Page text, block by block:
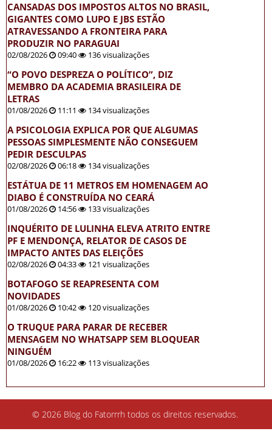
CANSADAS DOS IMPOSTOS ALTOS NO BRASIL,
GIGANTES COMO LUPO E JBS ESTÃO
ATRAVESSANDO A FRONTEIRA PARA
PRODUZIR NO PARAGUAI
02/08/2026 09:40 136 visualizações
“O POVO DESPREZA O POLÍTICO”, DIZ
MEMBRO DA ACADEMIA BRASILEIRA DE
LETRAS
01/08/2026 11:11 134 visualizações
A PSICOLOGIA EXPLICA POR QUE ALGUMAS
PESSOAS SIMPLESMENTE NÃO CONSEGUEM
PEDIR DESCULPAS
02/08/2026 06:18 134 visualizações
ESTÁTUA DE 11 METROS EM HOMENAGEM AO
DIABO É CONSTRUÍDA NO CEARÁ
01/08/2026 14:56 133 visualizações
INQUÉRITO DE LULINHA ELEVA ATRITO ENTRE
PF E MENDONÇA, RELATOR DE CASOS DE
IMPACTO ANTES DAS ELEIÇÕES
02/08/2026 04:33 121 visualizações
BOTAFOGO SE REAPRESENTA COM
NOVIDADES
01/08/2026 10:42 120 visualizações
O TRUQUE PARA PARAR DE RECEBER
MENSAGEM NO WHATSAPP SEM BLOQUEAR
NINGUÉM
01/08/2026 16:22 113 visualizações
© 2026 Blog do Fatorrrh todos os direitos reservados.